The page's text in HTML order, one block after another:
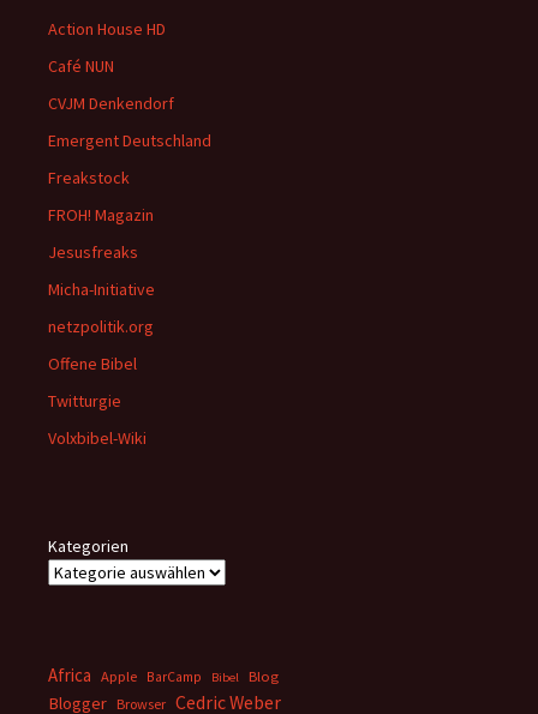
Action House HD
Café NUN
CVJM Denkendorf
Emergent Deutschland
Freakstock
FROH! Magazin
Jesusfreaks
Micha-Initiative
netzpolitik.org
Offene Bibel
Twitturgie
Volxbibel-Wiki
Kategorien
Africa Apple BarCamp Bibel Blog
Blogger Browser Cedric Weber